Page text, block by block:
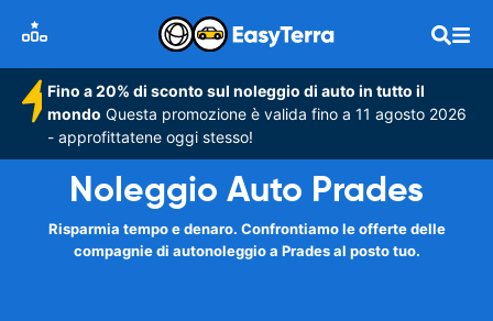
Fino a 20% di sconto sul noleggio di auto in tutto il
mondo Questa promozione è valida fino a 11 agosto 2026
- approfittatene oggi stesso!
Noleggio Auto Prades
Risparmia tempo e denaro. Confrontiamo le offerte delle
compagnie di autonoleggio a Prades al posto tuo.